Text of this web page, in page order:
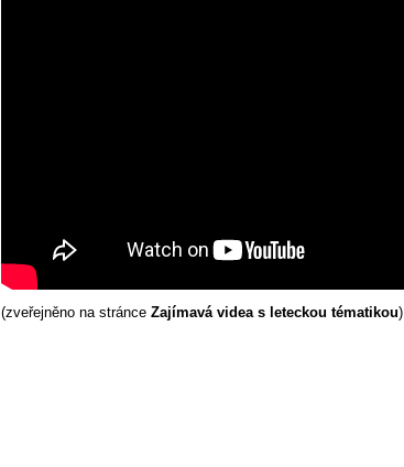
(zveřejněno na stránce Zajímavá videa s leteckou tématikou)